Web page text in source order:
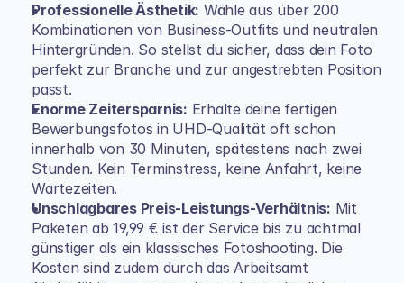
Professionelle Ästhetik: Wähle aus über 200
Kombinationen von Business-Outfits und neutralen
Hintergründen. So stellst du sicher, dass dein Foto
perfekt zur Branche und zur angestrebten Position
passt.
Enorme Zeitersparnis: Erhalte deine fertigen
Bewerbungsfotos in UHD-Qualität oft schon
innerhalb von 30 Minuten, spätestens nach zwei
Stunden. Kein Terminstress, keine Anfahrt, keine
Wartezeiten.
Unschlagbares Preis-Leistungs-Verhältnis: Mit
Paketen ab 19,99 € ist der Service bis zu achtmal
günstiger als ein klassisches Fotoshooting. Die
Kosten sind zudem durch das Arbeitsamt